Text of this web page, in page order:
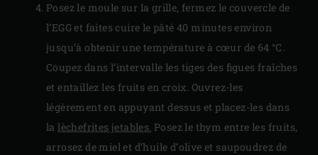
Posez le moule sur la grille, fermez le couvercle de
l’EGG et faites cuire le pâté 40 minutes environ
jusqu’à obtenir une température à cœur de 64 °C.
Coupez dans l’intervalle les tiges des figues fraîches
et entaillez les fruits en croix. Ouvrez-les
légèrement en appuyant dessus et placez-les dans
lalèchefrites jetables. Posez le thym entre les fruits,
arrosez de miel et d’huile d’olive et saupoudrez de